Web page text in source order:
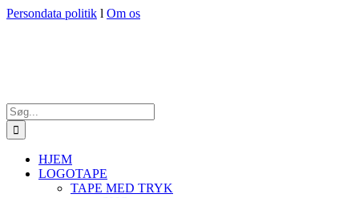
Skip
Persondata politik l Om os
Søg
efter:
HJEM
LOGOTAPE
TAPE MED TRYK